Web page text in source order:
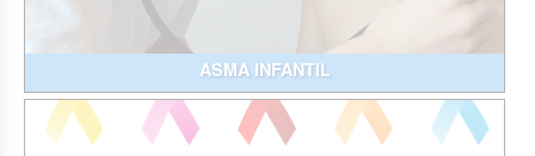
ASMA INFANTIL